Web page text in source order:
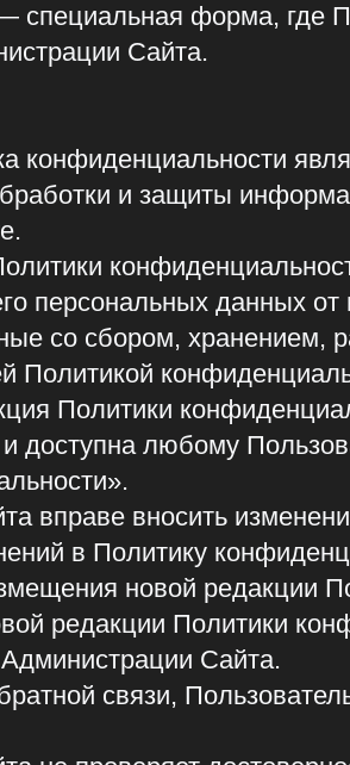
и защиты информации
конфиденциальности
данных от
сбором, хранением,
Политики
любому Пользователю
вносить изменения в
в Политику
новой редакции
Политики
Сайта.
связи, Пользователь
проверяет достоверность
персональных
такие как: имя,
Сайта с согласия